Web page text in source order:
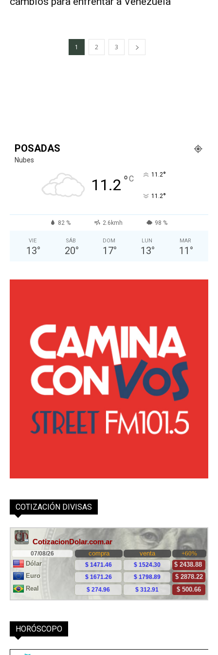
1 2 3
POSADAS
Nubes
11.2 °C 11.2°
11.2°
82 % 2.6kmh 98 %
VIE
13°
SÁB
20°
DOM
17°
LUN
13°
MAR
11 °
COTIZACIÓN DIVISAS
HORÓSCOPO